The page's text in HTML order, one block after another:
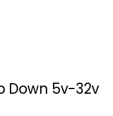
Down 5v-32v